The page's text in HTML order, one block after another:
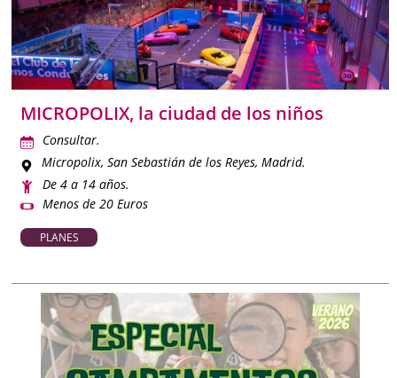
MICROPOLIX, la ciudad de los niños
Consultar.
Micropolix, San Sebastián de los Reyes, Madrid.
De 4 a 14 años.
Menos de 20 Euros
PLANES